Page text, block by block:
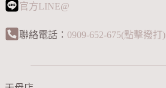
官方LINE@
聯絡電話： 0909-652-675(點擊撥打)